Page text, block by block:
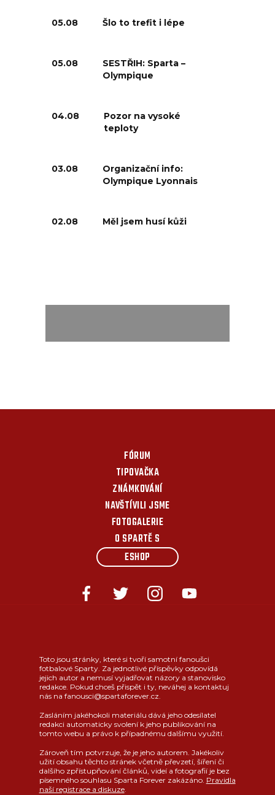
05.08 Šlo to trefit i lépe
05.08
SESTŘIH: Sparta –
Olympique
04.08
Pozor na vysoké
teploty
03.08
Organizační info:
Olympique Lyonnais
02.08 Měl jsem husí kůži
FÓRUM
TIPOVAČKA
ZNÁMKOVÁNÍ
NAVŠTÍVILI JSME
FOTOGALERIE
O SPARTĚ S
ESHOP
Toto jsou stránky, které si tvoří samotní fanoušci
fotbalové Sparty. Za jednotlivé příspěvky odpovídá
jejich autor a nemusí vyjadřovat názory a stanovisko
redakce. Pokud chceš přispět i ty, neváhej a kontaktuj
nás na fanousci@spartaforever.cz.
Zasláním jakéhokoli materiálu dává jeho odesílatel
redakci automaticky svolení k jeho publikování na
tomto webu a právo k případnému dalšímu využití.
Zároveň tím potvrzuje, že je jeho autorem. Jakékoliv
užití obsahu těchto stránek včetně převzetí, šíření či
dalšího zpřístupňování článků, videí a fotografií je bez
písemného souhlasu Sparta Forever zakázáno. Pravidla
naší registrace a diskuze.